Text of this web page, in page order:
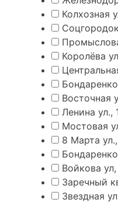
Колхозная
Королёва
Восточная
Ленина ул.,
Мостовая
8 Марта
Войкова
Заречный
Звездная